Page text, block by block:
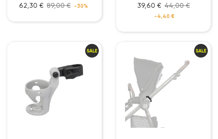
62,30 € 89,00 € -30% 39,60 € 44,00 €
-4,40 €